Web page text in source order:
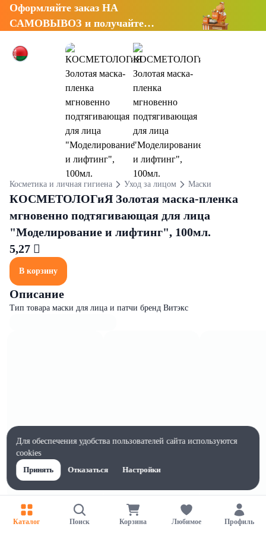
Оформляйте заказ НА
САМОВЫВОЗ и получайте
Косметика и личная гигиена Уход за лицом Маски
КОСМЕТОЛОГиЯ Золотая маска-пленка
мгновенно подтягивающая для лица
"Моделирование и лифтинг", 100мл.
5,27 
В корзину
Описание
Тип товара маски для лица и патчи бренд Витэкс
Характеристики
Жиры на 100г, г
Каталог Поиск Корзина Любимое Профиль
Для обеспечения удобства пользователей сайта используются
cookies
Принять
Отказаться Настройки